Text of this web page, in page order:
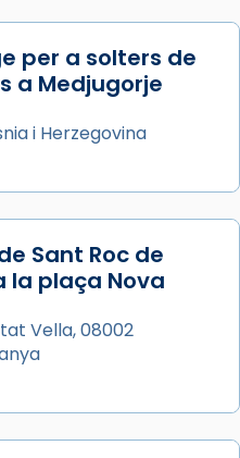
de sant Cugat, a
la tradició
a Júlia”) i
Semprònia =
I l’any 1667, el
afirma en una obra
de l’antiga Iluro.
relíq
per a solters de
a Medjugorje
i Herzegovina
Sant Roc de
la plaça Nova
Vella, 08002